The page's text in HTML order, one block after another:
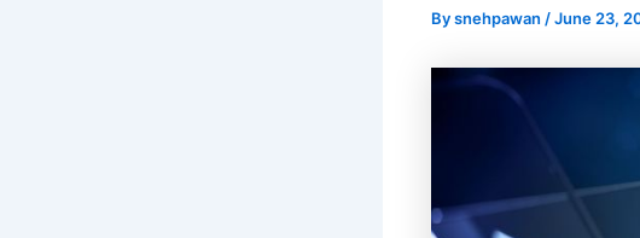
Bysnehpawan /June 23,